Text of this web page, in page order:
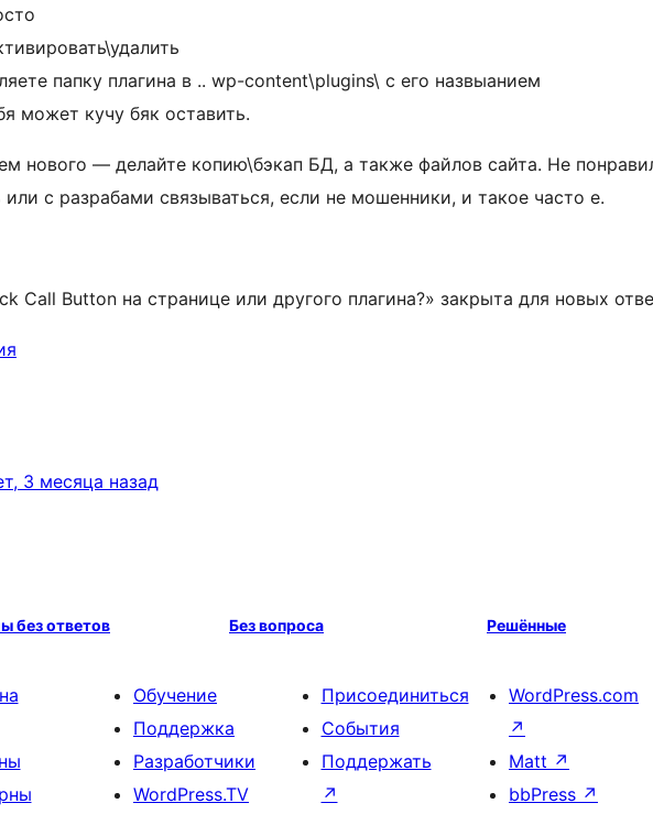
папку плагина в .. wp-content\plugins\ с его назвыанием
может кучу бяк оставить.
нового — делайте копию\бэкап БД, а также файлов сайта. Не
с разрабами связываться, если не мошенники, и такое часто е.
Call Button на странице или другого плагина?» закрыта для новых
3 месяца назад
без ответов Без вопроса Решённые
Обучение
Поддержка
Разработчики
WordPress.TV
Присоединиться
События
Поддержать
↗
WordPress.com
↗
Matt ↗
bbPress ↗